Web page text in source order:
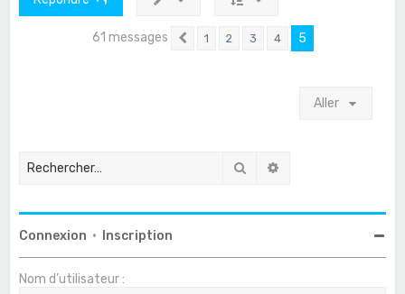
61 messages Précédent
1 2 3 4 5
Aller
Rechercher
Connexion • Inscription
Nom d’utilisateur :